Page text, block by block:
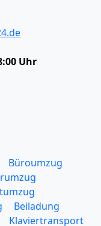
Uhr
Büroumzug
Beiladung
Klaviertransport